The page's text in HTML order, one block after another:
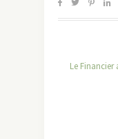
Le Financier